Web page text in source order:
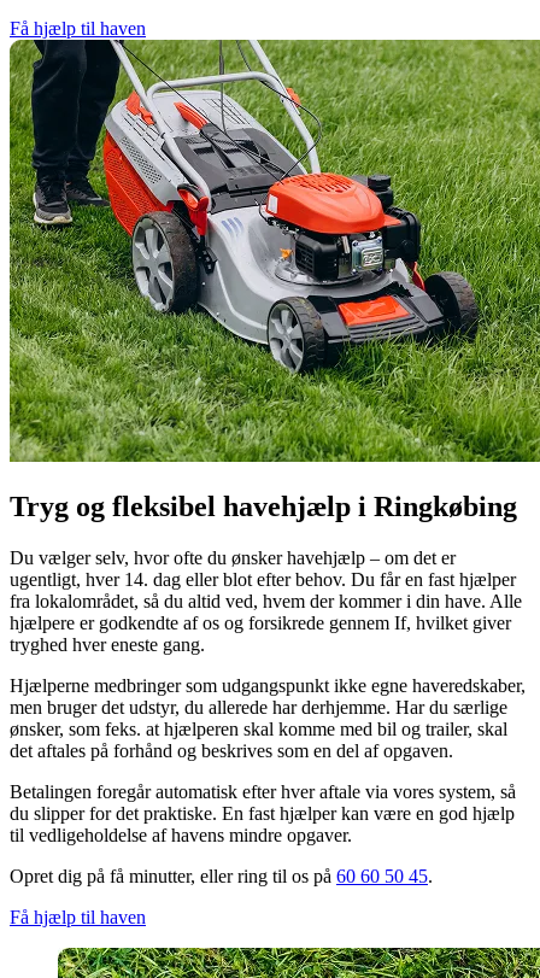
Få hjælp til haven
Tryg og fleksibel havehjælp i Ringkøbing
Du vælger selv, hvor ofte du ønsker havehjælp – om det er
ugentligt, hver 14. dag eller blot efter behov. Du får en fast hjælper
fra lokalområdet, så du altid ved, hvem der kommer i din have. Alle
hjælpere er godkendte af os og forsikrede gennem If, hvilket giver
tryghed hver eneste gang.
Hjælperne medbringer som udgangspunkt ikke egne haveredskaber,
men bruger det udstyr, du allerede har derhjemme. Har du særlige
ønsker, som feks. at hjælperen skal komme med bil og trailer, skal
det aftales på forhånd og beskrives som en del af opgaven.
Betalingen foregår automatisk efter hver aftale via vores system, så
du slipper for det praktiske. En fast hjælper kan være en god hjælp
til vedligeholdelse af havens mindre opgaver.
Opret dig på få minutter, eller ring til os på 60 60 50 45.
Få hjælp til haven